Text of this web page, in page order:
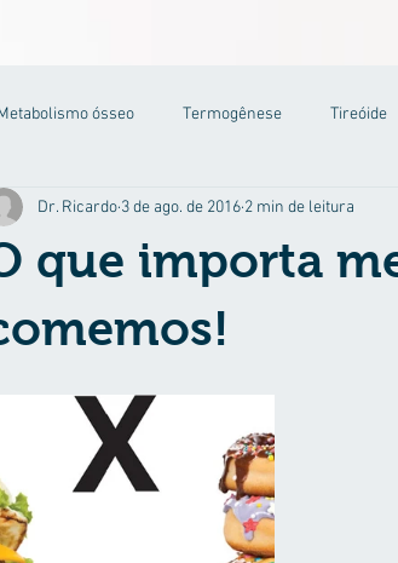
ósseo Termogênese Tireóide
Dislipidemia
que importa
Dr. Ricardo 3 de ago. de 2016 2 min de leitura